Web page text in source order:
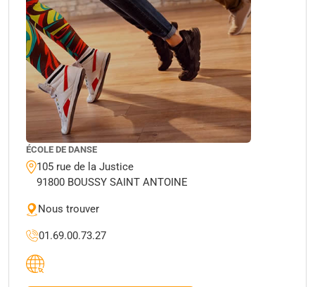
ÉCOLE DE DANSE
105 rue de la Justice
91800 BOUSSY SAINT ANTOINE
Nous trouver
01.69.00.73.27